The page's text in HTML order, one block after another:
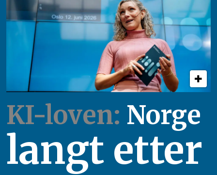
KI-loven: Norge
langt etter